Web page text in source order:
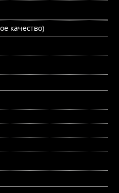
качество)